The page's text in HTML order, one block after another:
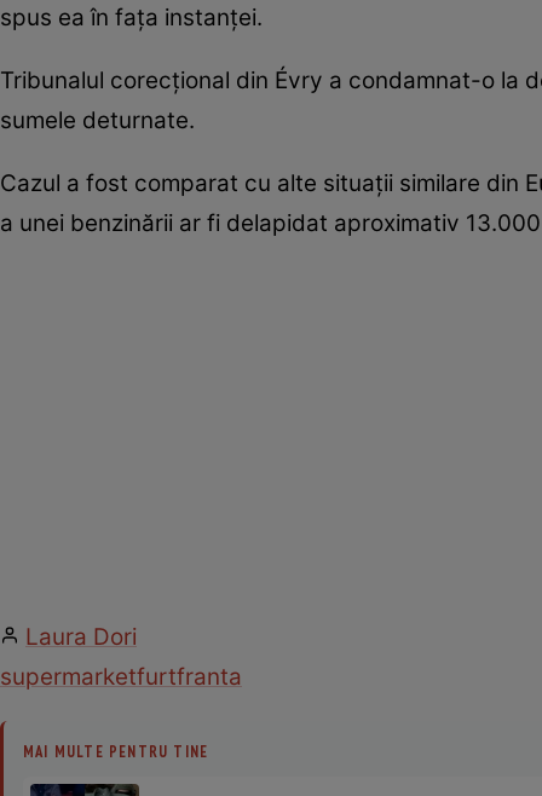
spus ea în fața instanței.
Tribunalul corecțional din Évry a condamnat-o la
sumele deturnate.
Cazul a fost comparat cu alte situații similare din
a unei benzinării ar fi delapidat aproximativ
Laura Dori
supermarketfurtfranta
MAI MULTE PENTRU TINE